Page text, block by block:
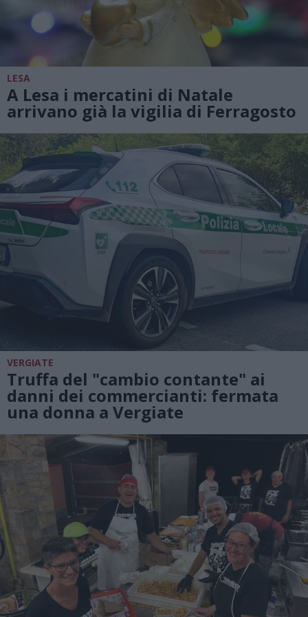
LESA
A Lesa i mercatini di Natale
arrivano già la vigilia di Ferragosto
VERGIATE
Truffa del "cambio contante" ai
danni dei commercianti: fermata
una donna a Vergiate